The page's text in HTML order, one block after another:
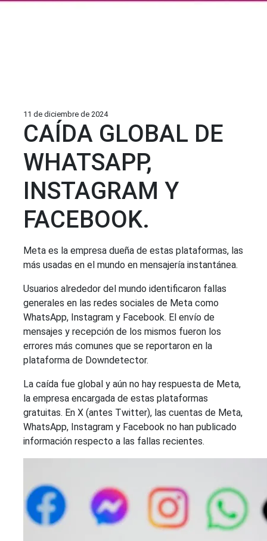
11 de diciembre de 2024
CAÍDA GLOBAL DE
WHATSAPP,
INSTAGRAM Y
FACEBOOK.
Meta es la empresa dueña de estas plataformas, las
más usadas en el mundo en mensajería instantánea.
Usuarios alrededor del mundo identificaron fallas
generales en las redes sociales de Meta como
WhatsApp, Instagram y Facebook. El envío de
mensajes y recepción de los mismos fueron los
errores más comunes que se reportaron en la
plataforma de Downdetector.
La caída fue global y aún no hay respuesta de Meta,
la empresa encargada de estas plataformas
gratuitas. En X (antes Twitter), las cuentas de Meta,
WhatsApp, Instagram y Facebook no han publicado
información respecto a las fallas recientes.